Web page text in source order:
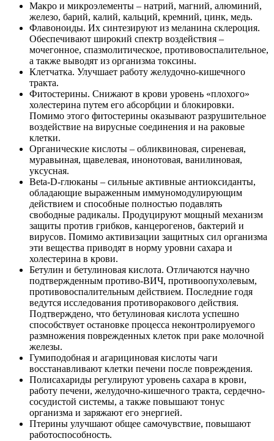
Макро и микроэлементы – натрий, магний, алюминий,
железо, барий, калий, кальций, кремний, цинк, медь.
Флавоноиды. Их синтезируют из меланина склероция.
Обеспечивают широкий спектр воздействия –
мочегонное, спазмолитическое, противовоспалительное,
а также выводят из организма токсины.
Клетчатка. Улучшает работу желудочно-кишечного
тракта.
Фитостерины. Снижают в крови уровень «плохого»
холестерина путем его абсорбции и блокировки.
Помимо этого фитостерины оказывают разрушительное
воздействие на вирусные соединения и на раковые
клетки.
Органические кислоты – обликвиновая, сиреневая,
муравьиная, щавелевая, инонотовая, ванилиновая,
уксусная.
Beta-D-глюканы – сильные активные антиоксиданты,
обладающие выраженным иммуномодулирующим
действием и способные полностью подавлять
свободные радикалы. Продуцируют мощный механизм
защиты против грибков, канцерогенов, бактерий и
вирусов. Помимо активизации защитных сил организма
эти вещества приводят в норму уровни сахара и
холестерина в крови.
Бетулин и бетулиновая кислота. Отличаются научно
подтвержденным противо-ВИЧ, противоопухолевым,
противовоспалительным действием. Последние годя
ведутся исследования противоракового действия.
Подтверждено, что бетулиновая кислота успешно
способствует остановке процесса неконтролируемого
размножения поврежденных клеток при раке молочной
железы.
Гумиподобная и агарициновая кислоты чаги
восстанавливают клетки печени после повреждения.
Полисахариды регулируют уровень сахара в крови,
работу печени, желудочно-кишечного тракта, сердечно-
сосудистой системы, а также повышают тонус
организма и заряжают его энергией.
Птерины улучшают общее самочувствие, повышают
работоспособность.